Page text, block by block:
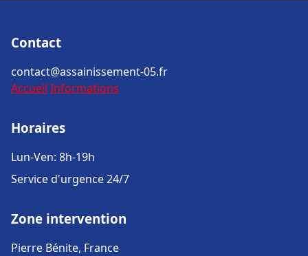
Contact
contact@assainissement-05.fr
Accueil Informations
Horaires
Lun-Ven: 8h-19h
Service d'urgence 24/7
Zone intervention
Pierre Bénite, France